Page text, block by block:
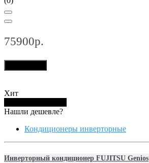
75900р.
Хит
Нашли дешевле?
Кондиционеры инверторные
Инверторный кондиционер FUJITSU Genios